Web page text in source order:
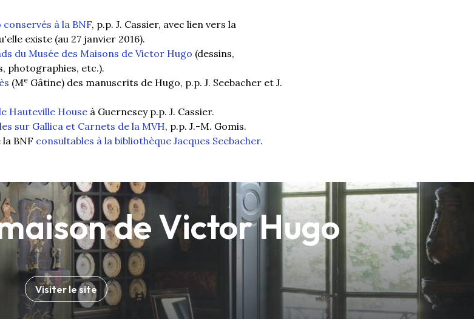
à la BNF, p.p. J. Cassier, avec lien vers la
existe (au 27 janvier 2016).
du Musée des Maisons de Victor Hugo (dessins,
photographies, etc.).
(Me Gâtine) des manuscrits de Hugo, p.p. J. Seebacher et J.
Hauteville House à Guernesey p.p. J. Cassier.
sur Gallica et Carnets de la MVH, p.p. J.-M. Gomis.
BNF consultables à la bibliothèque Jacques Seebacher.
de Victor Hugo
Visiter le site